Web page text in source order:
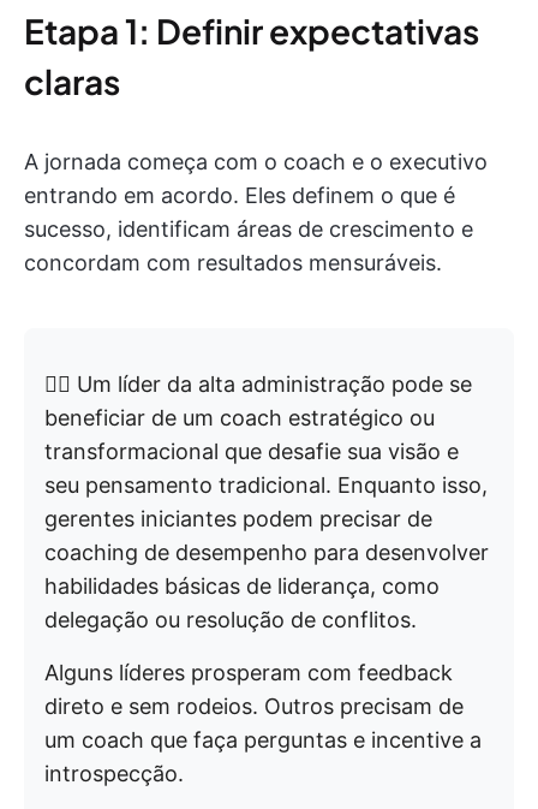
Etapa 1: Definir expectativas
claras
A jornada começa com o coach e o executivo
entrando em acordo. Eles definem o que é
sucesso, identificam áreas de crescimento e
concordam com resultados mensuráveis.
👉🏼 Um líder da alta administração pode se
beneficiar de um coach estratégico ou
transformacional que desafie sua visão e
seu pensamento tradicional. Enquanto isso,
gerentes iniciantes podem precisar de
coaching de desempenho para desenvolver
habilidades básicas de liderança, como
delegação ou resolução de conflitos.
Alguns líderes prosperam com feedback
direto e sem rodeios. Outros precisam de
um coach que faça perguntas e incentive a
introspecção.